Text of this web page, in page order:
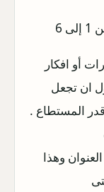
6
أو افكار
ان تجعل
المستطاع .
وهذا